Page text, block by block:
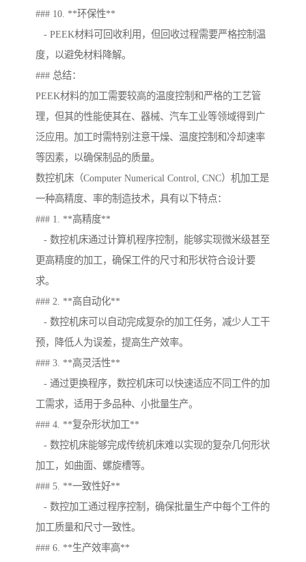
### 10. **环保性**
- PEEK材料可回收利用，但回收过程需要严格控制温
度，以避免材料降解。
### 总结：
PEEK材料的加工需要较高的温度控制和严格的工艺管
理，但其的性能使其在、器械、汽车工业等领域得到广
泛应用。加工时需特别注意干燥、温度控制和冷却速率
等因素，以确保制品的质量。
数控机床（Computer Numerical Control, CNC）机加工是
一种高精度、率的制造技术，具有以下特点：
### 1. **高精度**
- 数控机床通过计算机程序控制，能够实现微米级甚至
更高精度的加工，确保工件的尺寸和形状符合设计要
求。
### 2. **高自动化**
- 数控机床可以自动完成复杂的加工任务，减少人工干
预，降低人为误差，提高生产效率。
### 3. **高灵活性**
- 通过更换程序，数控机床可以快速适应不同工件的加
工需求，适用于多品种、小批量生产。
### 4. **复杂形状加工**
- 数控机床能够完成传统机床难以实现的复杂几何形状
加工，如曲面、螺旋槽等。
### 5. **一致性好**
- 数控加工通过程序控制，确保批量生产中每个工件的
加工质量和尺寸一致性。
### 6. **生产效率高**